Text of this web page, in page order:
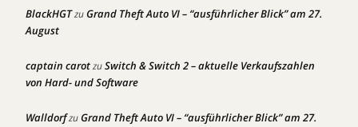
BlackHGTzuGrand Theft Auto VI – “ausführlicher Blick” am 27.
August
captain carotzuSwitch & Switch 2 – aktuelle Verkaufszahlen
von Hard- und Software
WalldorfzuGrand Theft Auto VI – “ausführlicher Blick” am 27.